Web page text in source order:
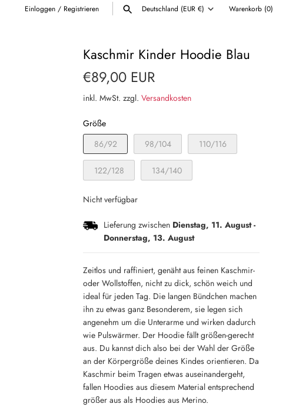
Einloggen / Registrieren Währung
Deutschland (EUR €) Warenkorb (0)
Kaschmir Kinder Hoodie Blau
€89,00 EUR
inkl. MwSt. zzgl. Versandkosten
Größe
86/92
98/104 110/116
122/128 134/140
Nicht verfügbar
Lieferung zwischen Dienstag, 11. August-
Donnerstag, 13. August
Zeitlos und raffiniert, genäht aus feinen Kaschmir-
oder Wollstoffen, nicht zu dick, schön weich und
ideal für jeden Tag. Die langen Bündchen machen
ihn zu etwas ganz Besonderem, sie legen sich
angenehm um die Unterarme und wirken dadurch
wie Pulswärmer. Der Hoodie fällt größen-gerecht
aus. Du kannst dich also bei der Wahl der Größe
an der Körpergröße deines Kindes orientieren. Da
Kaschmir beim Tragen etwas auseinandergeht,
fallen Hoodies aus diesem Material entsprechend
größer aus als Hoodies aus Merino.